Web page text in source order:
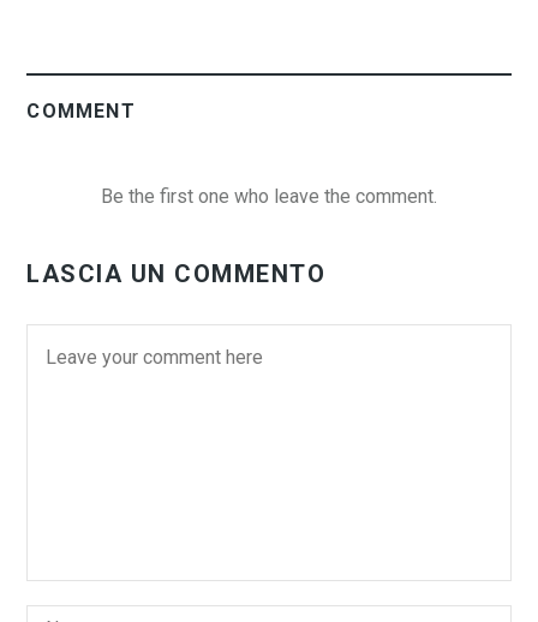
COMMENT
Be the first one who leave the comment.
LASCIA UN COMMENTO